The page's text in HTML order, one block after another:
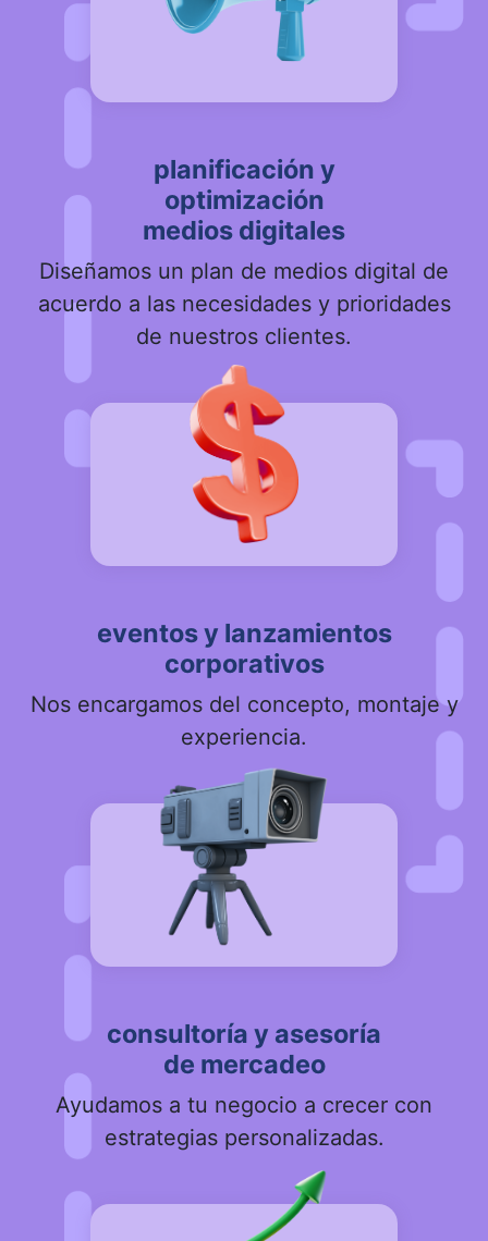
planificación y
optimización
medios digitales
Diseñamos un plan de medios digital de
acuerdo a las necesidades y prioridades
de nuestros clientes.
eventos y lanzamientos
corporativos
Nos encargamos del concepto, montaje y
experiencia.
consultoría y asesoría
de mercadeo
Ayudamos a tu negocio a crecer con
estrategias personalizadas.